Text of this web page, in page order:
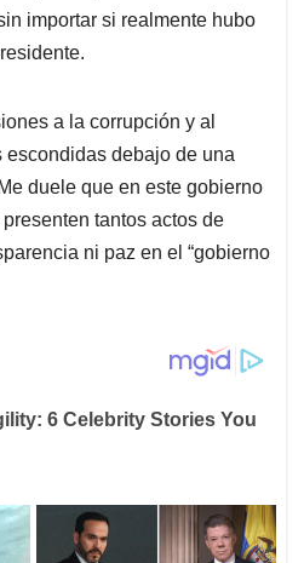
importar si realmente hubo
a la corrupción y al
debajo de una
duele que en este gobierno
tantos actos de
ni paz en el “gobierno